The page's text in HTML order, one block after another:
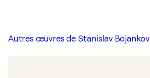
Autres œuvres de Stanislav Bojankov